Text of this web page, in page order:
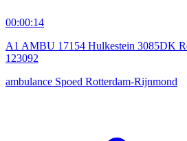
00:00:14
A1 AMBU 17154 Hulkestein 3085DK
123092
ambulance Spoed Rotterdam-Rijnmond